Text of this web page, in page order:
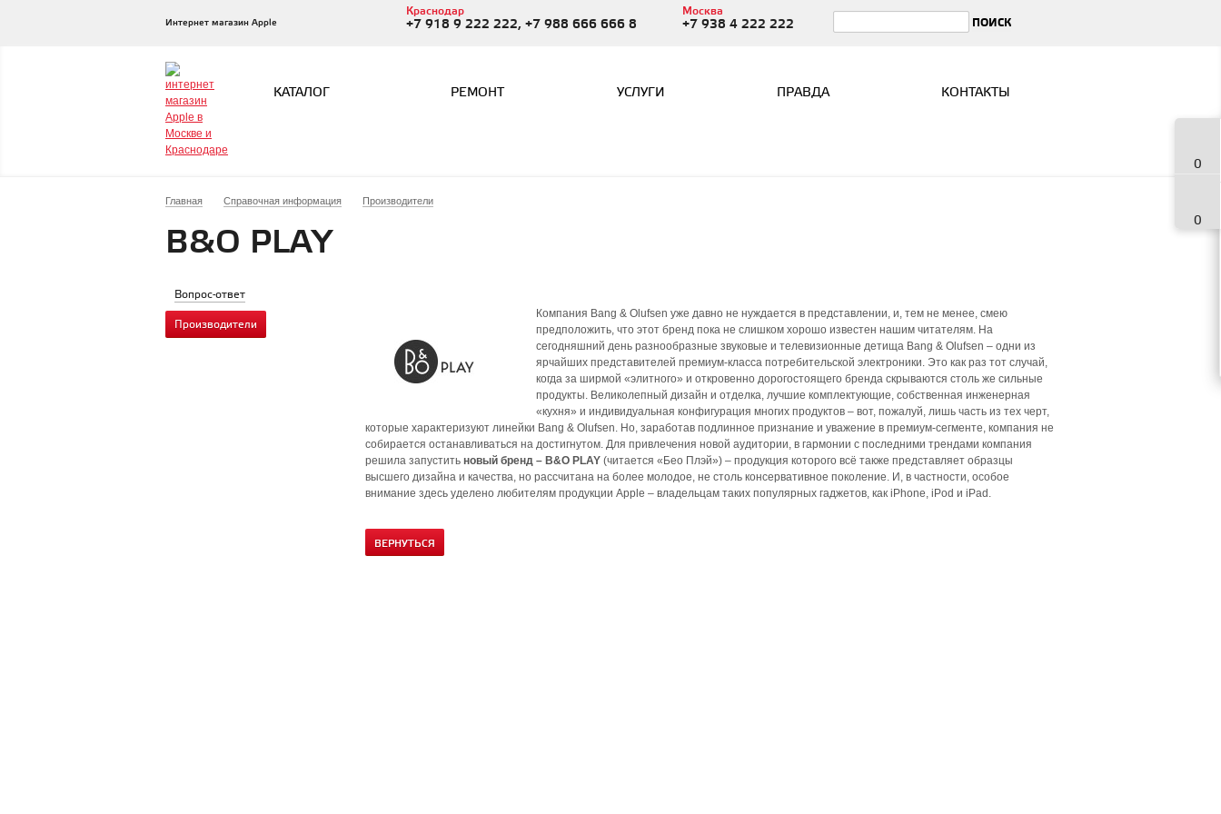
Интернет магазин Apple
Краснодар
+7 918 9 222 222, +7 988 666 666 8
Москва
+7 938 4 222 222
КАТАЛОГ РЕМОНТ УСЛУГИ ПРАВДА КОНТАКТЫ
0
0
Главная Справочная информация Производители
B&O PLAY
Вопрос-ответ
Производители
Компания Bang & Olufsen уже давно не нуждается в представлении, и, тем не менее, смею
предположить, что этот бренд пока не слишком хорошо известен нашим читателям. На
сегодняшний день разнообразные звуковые и телевизионные детища Bang & Olufsen – одни из
ярчайших представителей премиум-класса потребительской электроники. Это как раз тот случай,
когда за ширмой «элитного» и откровенно дорогостоящего бренда скрываются столь же сильные
продукты. Великолепный дизайн и отделка, лучшие комплектующие, собственная инженерная
«кухня» и индивидуальная конфигурация многих продуктов – вот, пожалуй, лишь часть из тех черт,
которые характеризуют линейки Bang & Olufsen. Но, заработав подлинное признание и уважение в премиум-сегменте, компания не
собирается останавливаться на достигнутом. Для привлечения новой аудитории, в гармонии с последними трендами компания
решила запустить новый бренд – B&O PLAY (читается «Бео Плэй») – продукция которого всё также представляет образцы
высшего дизайна и качества, но рассчитана на более молодое, не столь консервативное поколение. И, в частности, особое
внимание здесь уделено любителям продукции Apple – владельцам таких популярных гаджетов, как iPhone, iPod и iPad.
ВЕРНУТЬСЯ